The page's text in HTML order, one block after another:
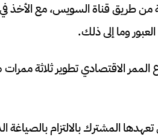
من طريق قناة السويس، مع الأخذ في
وما إلى ذلك.
الاقتصادي تطوير ثلاثة
تعهدها المشترك بالالتزام